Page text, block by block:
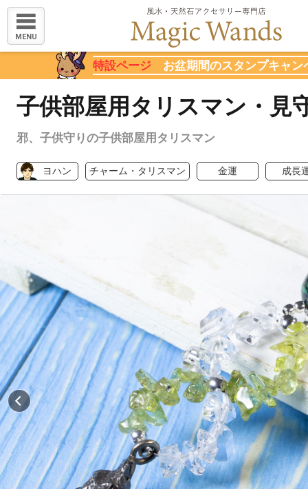
MENU
特設ページ お盆期間のスタンプキャン
子供部屋用タリスマン・見
邪、子供守りの子供部屋用タリスマン
ヨハン チャーム・タリスマン 金運 成長